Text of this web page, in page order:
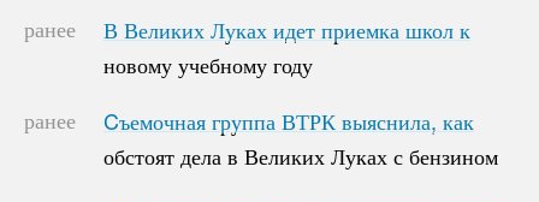
ранее
В Великих Луках идет приемка школ к
новому учебному году
В Великих Луках идет приемка школ к
новому учебному году
ранее
Cъемочная группа ВТРК выяснила, как
обстоят дела в Великих Луках с бензином
Cъемочная группа ВТРК выяснила, как
обстоят дела в Великих Луках с бензином